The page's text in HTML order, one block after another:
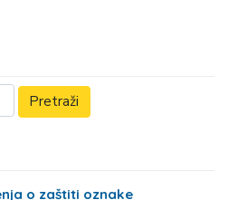
o zaštiti oznake